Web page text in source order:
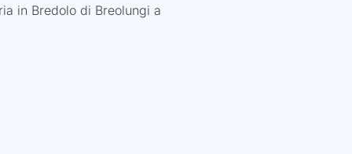
in Bredolo di Breolungi a